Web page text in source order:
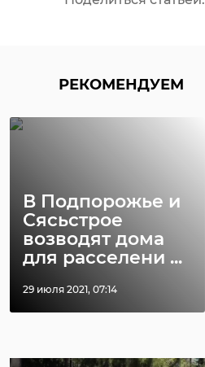
РЕКОМЕНДУЕМ
В Подпорожье и
Сясьстрое
возводят дома
для расселени ...
29 июля 2021, 07:14
РЕКОМЕНДУЕМ